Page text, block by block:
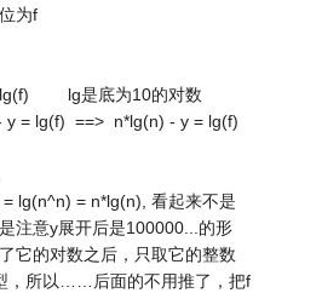
为f
lg是底为10的对数
y = lg(f) ==> n*lg(n) - y = lg(f)
lg(n^n) = n*lg(n), 看起来不是
注意y展开后是100000...的形
它的对数之后，只取它的整数
，所以……后面的不用推了，把f